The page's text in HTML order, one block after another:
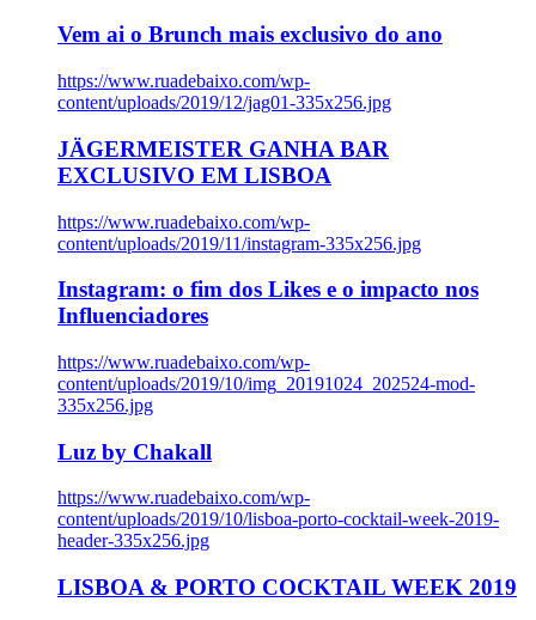
Vem ai o Brunch mais exclusivo do ano
https://www.ruadebaixo.com/wp-
content/uploads/2019/12/jag01-335x256.jpg
JÄGERMEISTER GANHA BAR
EXCLUSIVO EM LISBOA
https://www.ruadebaixo.com/wp-
content/uploads/2019/11/instagram-335x256.jpg
Instagram: o fim dos Likes e o impacto nos
Influenciadores
https://www.ruadebaixo.com/wp-
content/uploads/2019/10/img_20191024_202524-mod-
335x256.jpg
Luz by Chakall
https://www.ruadebaixo.com/wp-
content/uploads/2019/10/lisboa-porto-cocktail-week-2019-
header-335x256.jpg
LISBOA & PORTO COCKTAIL WEEK 2019